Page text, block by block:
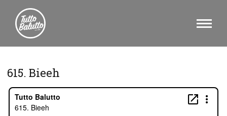
615. Bieeh